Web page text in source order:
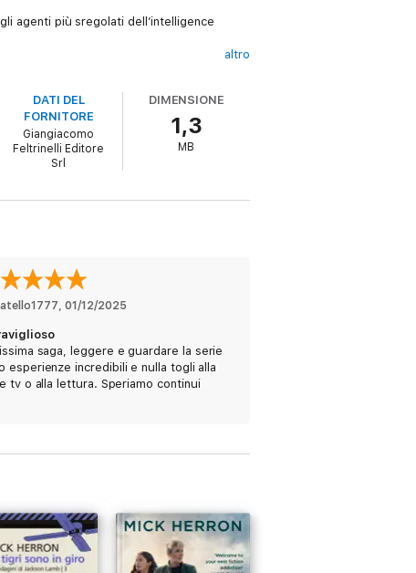
agenti più sregolati dell’intelligence
del giallo - porta il genere della spy
altro
DATI DEL
FORNITORE
Giangiacomo
Feltrinelli Editore
Srl
DIMENSIONE
1,3
MB
, 01/12/2025
saga, leggere e guardare la serie
esperienze incredibili e nulla togli alla
tv o alla lettura. Speriamo continui